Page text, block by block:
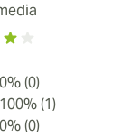
0% (0)
100% (1)
0% (0)